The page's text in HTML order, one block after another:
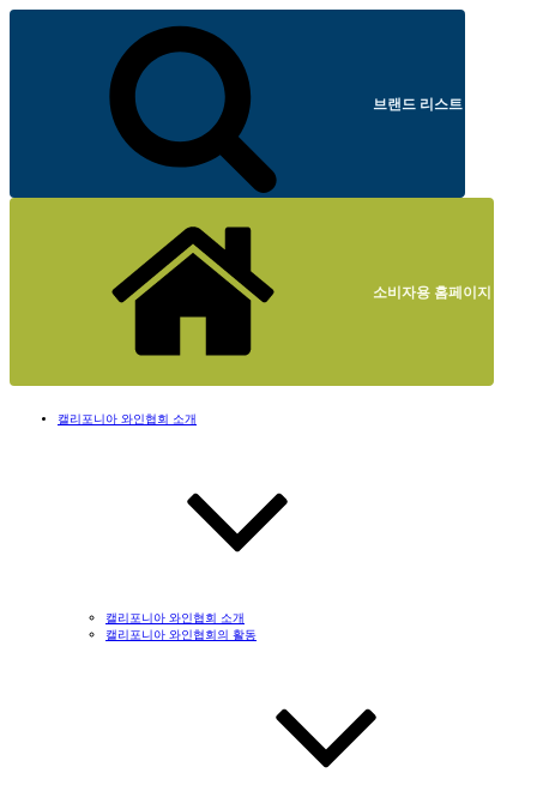
브랜드 리스트
소비자용 홈페이지
캘리포니아 와인협회 소개
캘리포니아 와인협회 소개
캘리포니아 와인협회의 활동